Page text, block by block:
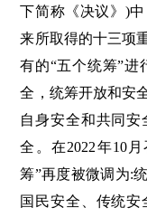
下简称《决议》)
来所取得的十三项
有的“五个统筹”进
全，统筹开放和安
自身安全和共同
全。在2022年10
筹”再度被微调为:
国民安全、传统